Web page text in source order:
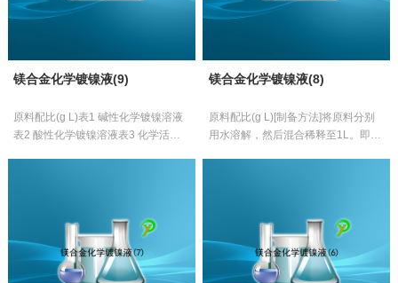
镁合金化学镀镍液(9)
原料配比(g L)表1 碱性化学镀镍溶液
表2 酸性化学镀镍溶液表3 化学活化
镁合金化学镀镍液(8)
原料配比(g L)[制备方法]将原料分别
用水溶解，然后混合稀释至1L。即获